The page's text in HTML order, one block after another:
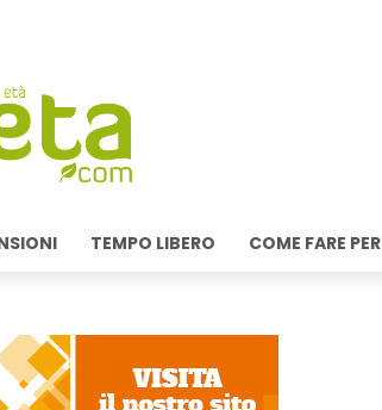
TEMPO LIBERO COME FARE PER